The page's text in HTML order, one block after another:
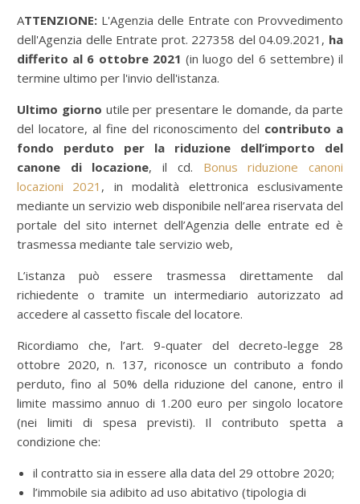
ATTENZIONE: L'Agenzia delle Entrate con Provvedimento
dell'Agenzia delle Entrate prot. 227358 del 04.09.2021, ha
differito al 6 ottobre 2021 (in luogo del 6 settembre) il
termine ultimo per l'invio dell'istanza.
Ultimo giorno utile per presentare le domande, da parte
del locatore, al fine del riconoscimento del contributo a
fondo perduto per la riduzione dell’importo del
canone di locazione, il cd. Bonus riduzione canoni
locazioni 2021 , in modalità elettronica esclusivamente
mediante un servizio web disponibile nell’area riservata del
portale del sito internet dell’Agenzia delle entrate ed è
trasmessa mediante tale servizio web,
L’istanza può essere trasmessa direttamente dal
richiedente o tramite un intermediario autorizzato ad
accedere al cassetto fiscale del locatore.
Ricordiamo che, l’art. 9-quater del decreto-legge 28
ottobre 2020, n. 137, riconosce un contributo a fondo
perduto, fino al 50% della riduzione del canone, entro il
limite massimo annuo di 1.200 euro per singolo locatore
(nei limiti di spesa previsti). Il contributo spetta a
condizione che:
il contratto sia in essere alla data del 29 ottobre 2020;
l’immobile sia adibito ad uso abitativo (tipologia di